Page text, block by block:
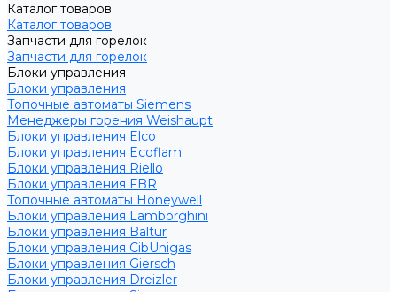
Каталог товаров
Каталог товаров
Запчасти для горелок
Запчасти для горелок
Блоки управления
Блоки управления
Топочные автоматы Siemens
Менеджеры горения Weishaupt
Блоки управления Elco
Блоки управления Ecoflam
Блоки управления Riello
Блоки управления FBR
Топочные автоматы Honeywell
Блоки управления Lamborghini
Блоки управления Baltur
Блоки управления CibUnigas
Блоки управления Giersch
Блоки управления Dreizler